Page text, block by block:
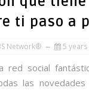
ti paso a
Network® 5 years
red social
las